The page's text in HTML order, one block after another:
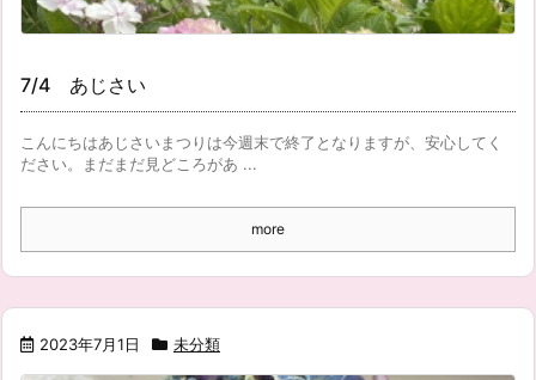
7/4 あじさい
こんにちはあじさいまつりは今週末で終了となりますが、安心してく
ださい。まだまだ見どころがあ ...
more
2023年7月1日 未分類